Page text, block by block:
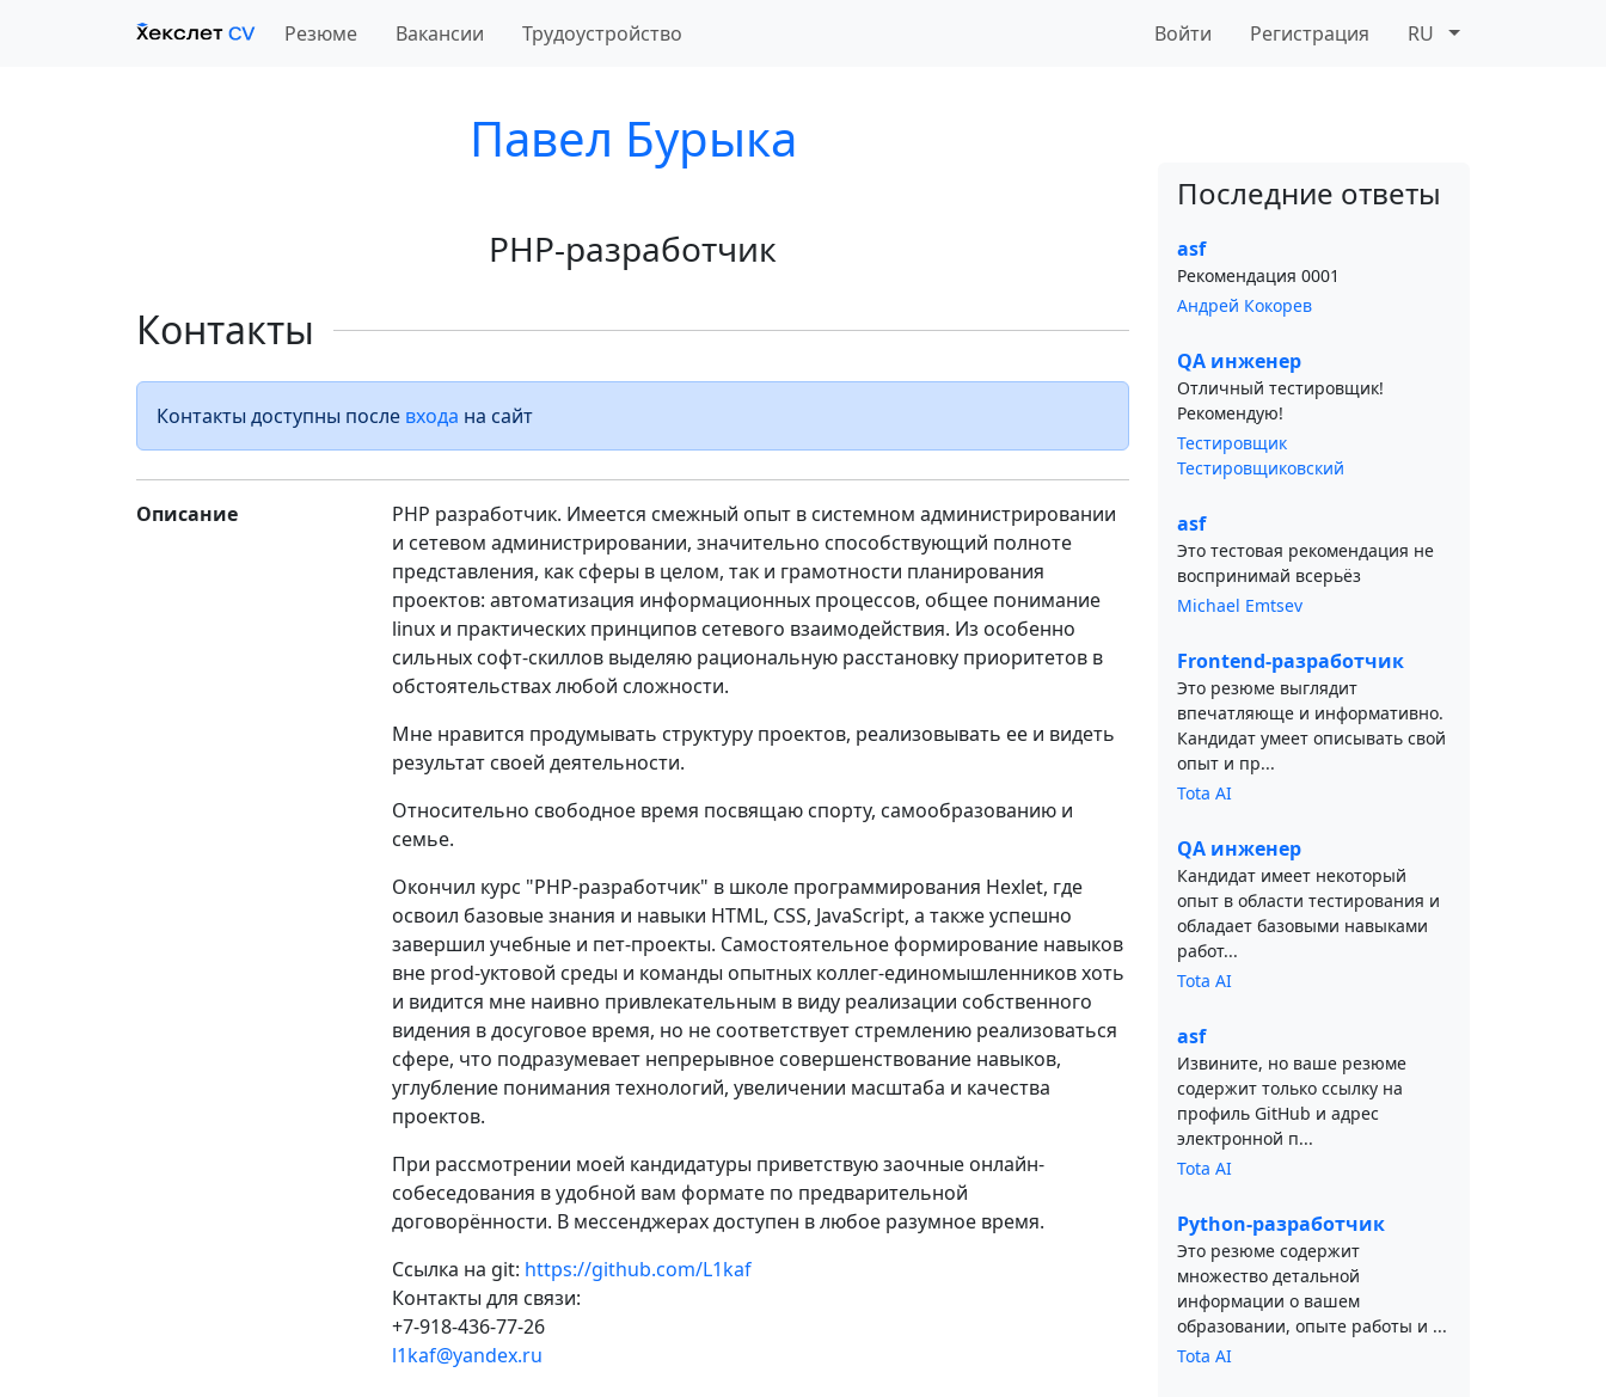
Резюме Вакансии Трудоустройство Войти Регистрация RU
Павел Бурыка
PHP-разработчик
Контакты
Контакты доступны после входа на сайт
Описание
PHP разработчик. Имеется смежный опыт в системном администрировании
и сетевом администрировании, значительно способствующий полноте
представления, как сферы в целом, так и грамотности планирования
проектов: автоматизация информационных процессов, общее понимание
linux и практических принципов сетевого взаимодействия. Из особенно
сильных софт-скиллов выделяю рациональную расстановку приоритетов в
обстоятельствах любой сложности.
Мне нравится продумывать структуру проектов, реализовывать ее и видеть
результат своей деятельности.
Относительно свободное время посвящаю спорту, самообразованию и
семье.
Окончил курс "PHP-разработчик" в школе программирования Hexlet, где
освоил базовые знания и навыки HTML, CSS, JavaScript, а также успешно
завершил учебные и пет-проекты. Самостоятельное формирование навыков
вне prod-уктовой среды и команды опытных коллег-единомышленников хоть
и видится мне наивно привлекательным в виду реализации собственного
видения в досуговое время, но не соответствует стремлению реализоваться
сфере, что подразумевает непрерывное совершенствование навыков,
углубление понимания технологий, увеличении масштаба и качества
проектов.
При рассмотрении моей кандидатуры приветствую заочные онлайн-
собеседования в удобной вам формате по предварительной
договорённости. В мессенджерах доступен в любое разумное время.
Ссылка на git: https://github.com/L1kaf
Контакты для связи:
+7-918-436-77-26
l1kaf@yandex.ru
Последние ответы
asf
Рекомендация 0001
Андрей Кокорев
QA инженер
Отличный тестировщик!
Рекомендую!
Тестировщик
Тестировщиковский
asf
Это тестовая рекомендация не
воспринимай всерьёз
Michael Emtsev
Frontend-разработчик
Это резюме выглядит
впечатляюще и информативно.
Кандидат умеет описывать свой
опыт и пр...
Tota AI
QA инженер
Кандидат имеет некоторый
опыт в области тестирования и
обладает базовыми навыками
работ...
Tota AI
asf
Извините, но ваше резюме
содержит только ссылку на
профиль GitHub и адрес
электронной п...
Tota AI
Python-разработчик
Это резюме содержит
множество детальной
информации о вашем
образовании, опыте работы и ...
Tota AI